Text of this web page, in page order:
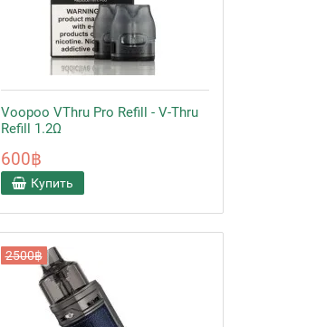
Voopoo VThru Pro Refill - V-Thru
Refill 1.2Ω
600฿
Купить
2500฿